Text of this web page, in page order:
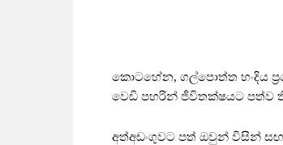
කොටහේන, ගල්පොත්ත හංදිය
වෙඩි පහරින් ජීවිතක්ෂයට පත්ව
අත්අඩංගුවට පත් ඔවුන් විසින්